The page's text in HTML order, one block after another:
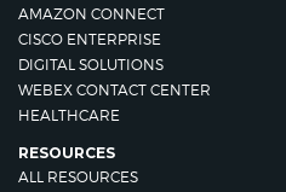
AMAZON CONNECT
CISCO ENTERPRISE
DIGITAL SOLUTIONS
WEBEX CONTACT CENTER
HEALTHCARE
RESOURCES
ALL RESOURCES